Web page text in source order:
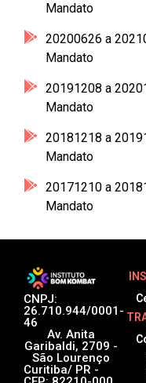
Mandato
20200626 a
Mandato
20191208 a
Mandato
20181218 a
Mandato
20171210 a
Mandato
CNPJ:
26.710.944/0001-
46
Av. Anita
Garibaldi, 2709 -
São Lourenço
Curitiba/ PR -